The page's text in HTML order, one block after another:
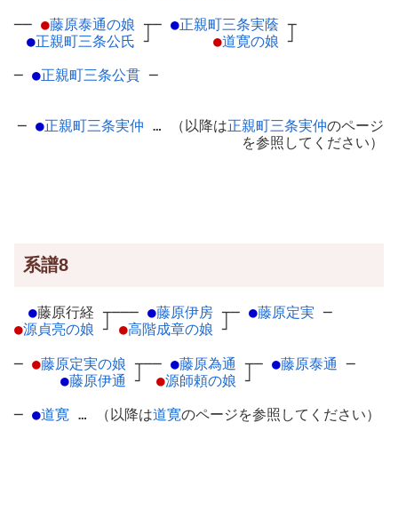
── ●藤原泰通の娘 ┬
●正親町三条公氏 ┘
─ ●正親町三条実蔭 ┬
●道寛の娘 ┘
─ ●正親町三条公貫 ─
─ ●正親町三条実仲 … （以降は正親町三条実仲のページ
を参照してください）
系譜8
●藤原行経 ┬
●源貞亮の娘 ┘
─── ●藤原伊房 ┬
●高階成章の娘 ┘
─ ●藤原定実 ─
─ ●藤原定実の娘 ┬
●藤原伊通 ┘
── ●藤原為通 ┬
●源師頼の娘 ┘
─ ●藤原泰通 ─
─ ●道寛 … （以降は道寛のページを参照してください）